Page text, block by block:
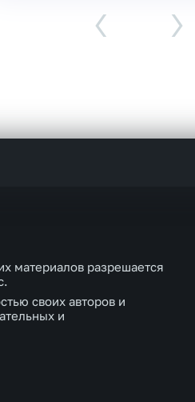
‹ ›
материалов разрешается
своих авторов и
и